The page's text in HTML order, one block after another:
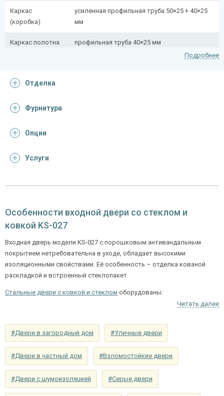
Каркас
(коробка)
усиленная профильная труба 50×25 + 40×25
мм
Каркас полотна профильная труба 40×25 мм
Притворная
Ребра жесткости
Запирающие устройства и фурнитура
Нижний замок
ручкой, 3-х ригельный
Верхний замок на выбор
Глазок
угол обзора 200°
Противосъемные
устройства
блокираторы
Изоляционные материалы
двойной контур уплотнения,
Подробнее
Отделка
Фурнитура
Опции
Услуги
Особенности входной двери со стеклом и
ковкой KS-027
Входная дверь модели KS-027 с порошковым антивандальным
покрытием нетребовательна в уходе, обладает высокими
изоляционными свойствами. Её особенность – отделка кованой
раскладкой и встроенный стеклопакет.
Стальные двери с ковкой и стеклом оборудованы:
полосой,
двумя ребрами жесткости для укрепления полотна,
современные утеплители служат гарантией высокой
шумоизоляции и сохранения внутреннего тепла, на выбор
покупателя утепление УРСА или пенопласт.
Базовый комплект для модели представлен следующей
Читать далее
#Двери в загородный дом #Уличные двери
#Двери в частный дом #Взломостойкие двери
#Двери с шумоизоляцией #Серые двери